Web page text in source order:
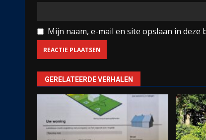
Mijn naam, e-mail en site opslaan in
GERELATEERDE VERHALEN